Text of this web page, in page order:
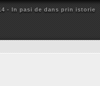
- In pasi de dans prin istorie